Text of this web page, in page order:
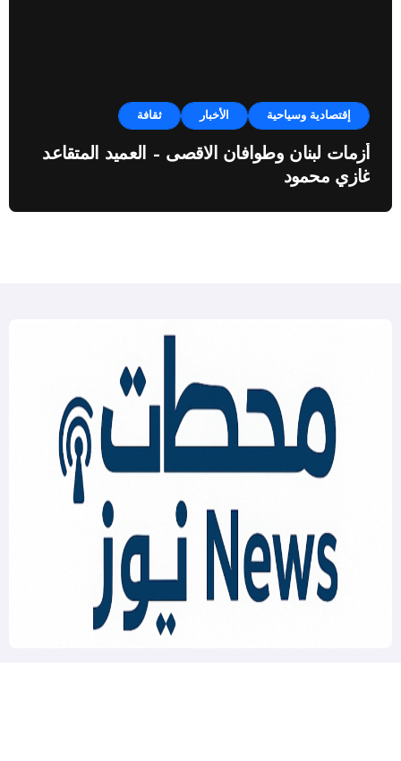
إقتصادية وسياحية الأخبار ثقافة
أزمات لبنان وطوافان الاقصى – العميد المتقاعد
غازي محمود